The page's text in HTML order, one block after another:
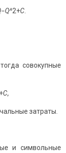
−Q^2+C.
совокупные
+C,
затраты.
и символьные